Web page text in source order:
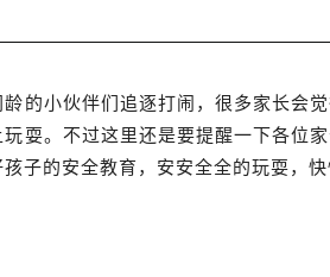
的小伙伴们追逐打闹，很多家长会
耍。不过这里还是要提醒一下各位
子的安全教育，安安全全的玩耍，